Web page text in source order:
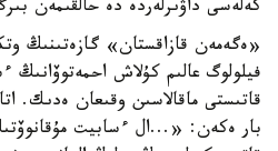
كەلەسى داۋىرلەردە دە حالقىمەن
«ەگەمەن قازاقستان» گازەتىنىڭ
فيلولوگ عالىم كۇلاش احمەتوۆانىڭ
قاتىستى ماقالاسىن وقىعان ەدىك.
بار ەكەن: «...ال ءسابيت